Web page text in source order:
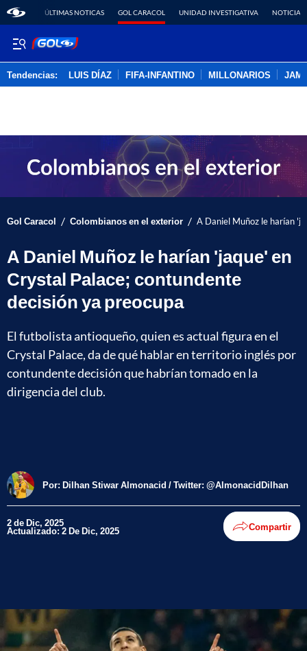
ÚLTIMAS NOTICAS GOL CARACOL UNIDAD INVESTIGATIVA NOTICIAS
Tendencias: LUIS DÍAZ FIFA-INFANTINO MILLONARIOS
Gol Caracol / Colombianos en el exterior / A Daniel Muñoz le harían
A Daniel Muñoz le harían 'jaque' en
Crystal Palace; contundente
decisión ya preocupa
El futbolista antioqueño, quien es actual figura en el
Crystal Palace, da de qué hablar en territorio inglés por
contundente decisión que habrían tomado en la
dirigencia del club.
Por: Dilhan Stiwar Almonacid / Twitter: @AlmonacidDilhan
2 de Dic, 2025
Actualizado: 2 De Dic, 2025 Compartir